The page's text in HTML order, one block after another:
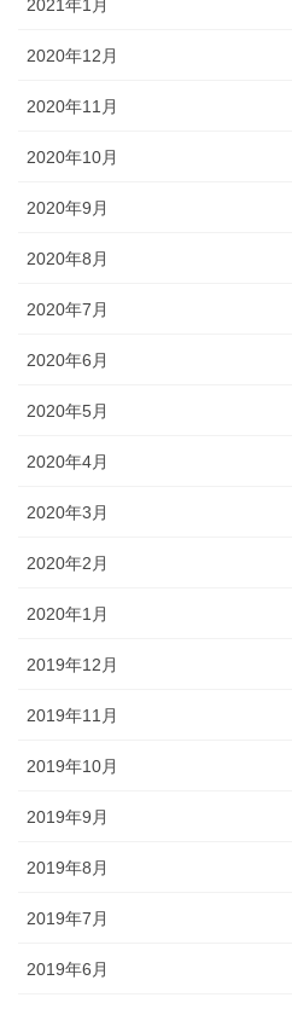
2021年1月
2020年12月
2020年11月
2020年10月
2020年9月
2020年8月
2020年7月
2020年6月
2020年5月
2020年4月
2020年3月
2020年2月
2020年1月
2019年12月
2019年11月
2019年10月
2019年9月
2019年8月
2019年7月
2019年6月